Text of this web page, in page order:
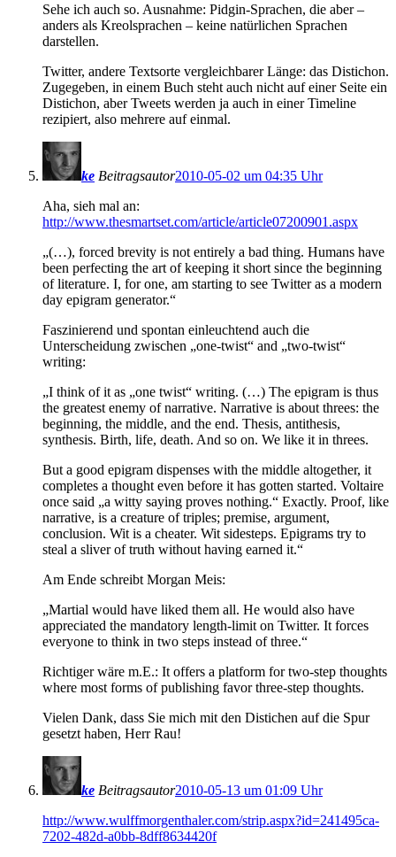
Sehe ich auch so. Ausnahme: Pidgin-Sprachen, die aber –
anders als Kreolsprachen – keine natürlichen Sprachen
darstellen.
Twitter, andere Textsorte vergleichbarer Länge: das Distichon.
Zugegeben, in einem Buch steht auch nicht auf einer Seite ein
Distichon, aber Tweets werden ja auch in einer Timeline
rezipiert, also mehrere auf einmal.
ke Beitragsautor2010-05-02 um 04:35 Uhr
Aha, sieh mal an:
http://www.thesmartset.com/article/article07200901.aspx
„(…), forced brevity is not entirely a bad thing. Humans have
been perfecting the art of keeping it short since the beginning
of literature. I, for one, am starting to see Twitter as a modern
day epigram generator.“
Faszinierend und spontan einleuchtend auch die
Unterscheidung zwischen „one-twist“ and „two-twist“
writing:
„I think of it as „one twist“ writing. (…) The epigram is thus
the greatest enemy of narrative. Narrative is about threes: the
beginning, the middle, and the end. Thesis, antithesis,
synthesis. Birth, life, death. And so on. We like it in threes.
But a good epigram dispenses with the middle altogether, it
completes a thought even before it has gotten started. Voltaire
once said „a witty saying proves nothing.“ Exactly. Proof, like
narrative, is a creature of triples; premise, argument,
conclusion. Wit is a cheater. Wit sidesteps. Epigrams try to
steal a sliver of truth without having earned it.“
Am Ende schreibt Morgan Meis:
„Martial would have liked them all. He would also have
appreciated the mandatory length-limit on Twitter. It forces
everyone to think in two steps instead of three.“
Richtiger wäre m.E.: It offers a platform for two-step thoughts
where most forms of publishing favor three-step thoughts.
Vielen Dank, dass Sie mich mit den Distichen auf die Spur
gesetzt haben, Herr Rau!
ke Beitragsautor2010-05-13 um 01:09 Uhr
http://www.wulffmorgenthaler.com/strip.aspx?id=241495ca-
7202-482d-a0bb-8dff8634420f